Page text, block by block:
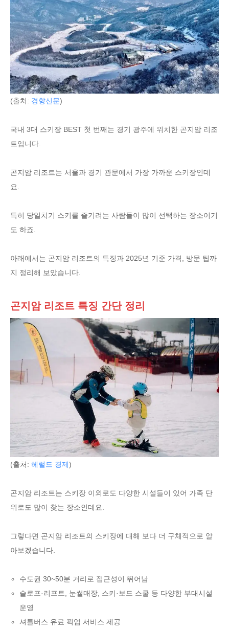
(출처: 경향신문)
국내 3대 스키장 BEST 첫 번째는 경기 광주에 위치한 곤지암 리조
트입니다.
곤지암 리조트는 서울과 경기 관문에서 가장 가까운 스키장인데
요.
특히 당일치기 스키를 즐기려는 사람들이 많이 선택하는 장소이기
도 하죠.
아래에서는 곤지암 리조트의 특징과 2025년 기준 가격, 방문 팁까
지 정리해 보았습니다.
곤지암 리조트 특징 간단 정리
(출처: 헤럴드 경제)
곤지암 리조트는 스키장 이외로도 다양한 시설들이 있어 가족 단
위로도 많이 찾는 장소인데요.
그렇다면 곤지암 리조트의 스키장에 대해 보다 더 구체적으로 알
아보겠습니다.
수도권 30~50분 거리로 접근성이 뛰어남
슬로프·리프트, 눈썰매장, 스키·보드 스쿨 등 다양한 부대시설
운영
셔틀버스 유료 픽업 서비스 제공